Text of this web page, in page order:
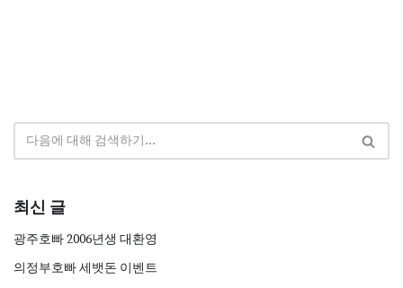
최신 글
광주호빠 2006년생 대환영
의정부호빠 세뱃돈 이벤트